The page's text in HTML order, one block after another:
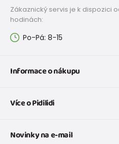
Zákaznický servis je k dispozici
hodinách:
Po-Pá: 8-15
Informace o nákupu
Doprava a platba
Tabulka velikostí obuvi
Více o Pidilidi
O nás
Novinky na e-mail